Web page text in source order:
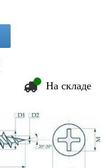
На складе